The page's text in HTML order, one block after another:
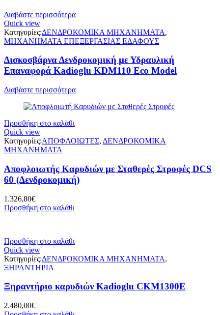
Διαβάστε περισσότερα
Quick view
Κατηγορίες:ΔΕΝΔΡΟΚΟΜΙΚΑ ΜΗΧΑΝΗΜΑΤΑ,
ΜΗΧΑΝΗΜΑΤΑ ΕΠΕΞΕΡΓΑΣΙΑΣ ΕΔΑΦΟΥΣ
Δισκοσβάρνα Δενδροκομική με Υδραυλική
Επαναφορά Kadioglu KDM110 Eco Model
Διαβάστε περισσότερα
Προσθήκη στο καλάθι
Quick view
Κατηγορίες:ΑΠΟΦΛΟΙΩΤΕΣ, ΔΕΝΔΡΟΚΟΜΙΚΑ
ΜΗΧΑΝΗΜΑΤΑ
Αποφλοιωτής Καρυδιών με Σταθερές Στροφές DCS
60 (Δενδροκομική)
1.326,80€
Προσθήκη στο καλάθι
Προσθήκη στο καλάθι
Quick view
Κατηγορίες:ΔΕΝΔΡΟΚΟΜΙΚΑ ΜΗΧΑΝΗΜΑΤΑ,
ΞΗΡΑΝΤΗΡΙΑ
Ξηραντήριο καρυδιών Kadioglu CKM1300E
2.480,00€